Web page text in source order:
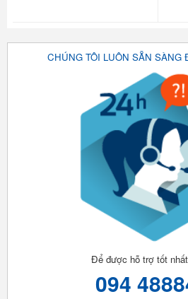
CHÚNG TÔI LUÔN SẴN
Để được hỗ trợ tốt
094